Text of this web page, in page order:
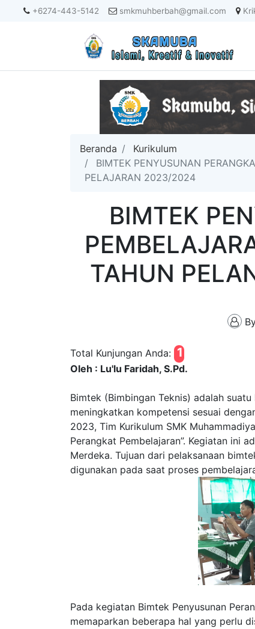
+6274-443-5142 smkmuhberbah@gmail.com
Beranda
Kurikulum
BIMTEK PENYUSUNAN
PELAJARAN 2023/2024
BIMTEK
TAHUN
Total Kunjungan Anda: 1
Oleh : Lu'lu Faridah, S.Pd.
Bimtek (Bimbingan Teknis) adalah
meningkatkan kompetensi sesuai
2023, Tim Kurikulum SMK
Perangkat Pembelajaran”. Kegiatan ini
Merdeka. Tujuan dari pelaksanaan
digunakan pada saat proses
Pada kegiatan Bimtek Penyusunan
memaparkan beberapa hal yang perlu